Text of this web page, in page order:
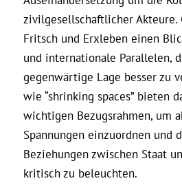
zivilgesellschaftlicher Akteure.
Fritsch und Erxleben einen
und internationale Parallelen,
gegenwärtige Lage besser zu
wie “shrinking spaces” bieten
wichtigen Bezugsrahmen, um
Spannungen einzuordnen und
Beziehungen zwischen Staat
kritisch zu beleuchten.